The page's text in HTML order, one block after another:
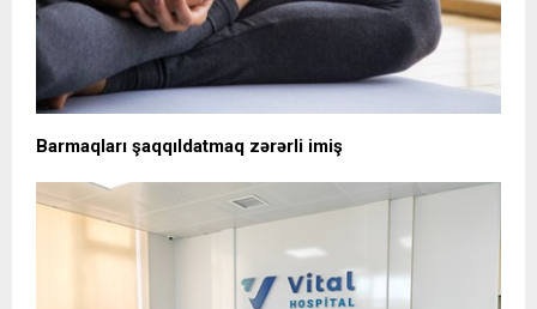
Barmaqları şaqqıldatmaq zərərli imiş